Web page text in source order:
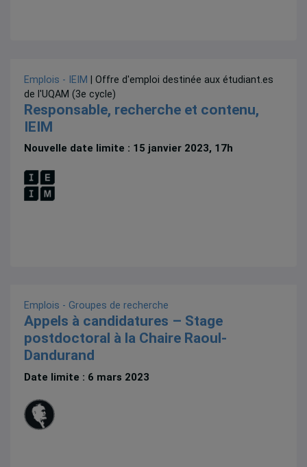
Emplois - IEIM
| Offre d'emploi destinée aux étudiant.es
de l'UQAM (3e cycle)
Responsable, recherche et contenu,
IEIM
Nouvelle date limite : 15 janvier 2023, 17h
Emplois - Groupes de recherche
Appels à candidatures – Stage
postdoctoral à la Chaire Raoul-
Dandurand
Date limite : 6 mars 2023